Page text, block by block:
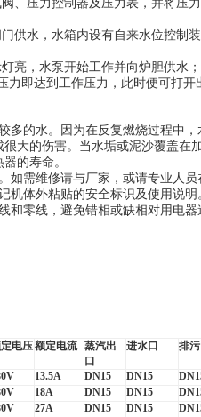
、压力控制器及压力表，并将压
供水，水箱内设有自来水位控制
亮，水泵开始工作并向炉胆供水
即达到工作压力，此时便可打开
多的水。因为在反复燃烧过程中
大的伤害。当水垢或泥沙覆盖在
的寿命。
如需维修请与厂家，或请专业人员
机体外粘贴的安全标识及使用说明
和零线，避免错相或缺相对用电器
电压额定电流 蒸汽出
口
进水口 排污
13.5A DN15 DN15
18A DN15 DN15
27A DN15 DN15